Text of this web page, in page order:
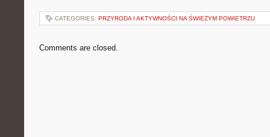
CATEGORIES: PRZYRODA I AKTYWNOŚCI NA ŚWIEŻYM POWIETRZU
Comments are closed.